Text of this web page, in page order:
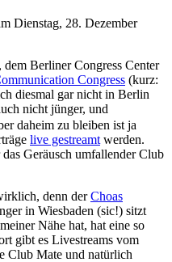
Dienstag, 28. Dezember
Berliner Congress Center
Congress (kurz:
diesmal gar nicht in Berlin
nicht jünger, und
daheim zu bleiben ist ja
live gestreamt werden.
Geräusch umfallender Club
denn derChoas
in Wiesbaden (sic!) sitzt
Nähe hat, hat eine so
gibt es Livestreams vom
Club Mate und natürlich